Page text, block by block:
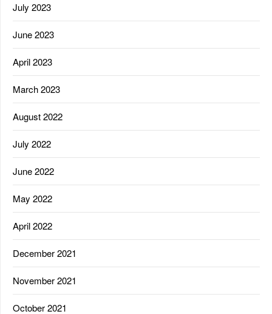
July 2023
June 2023
April 2023
March 2023
August 2022
July 2022
June 2022
May 2022
April 2022
December 2021
November 2021
October 2021